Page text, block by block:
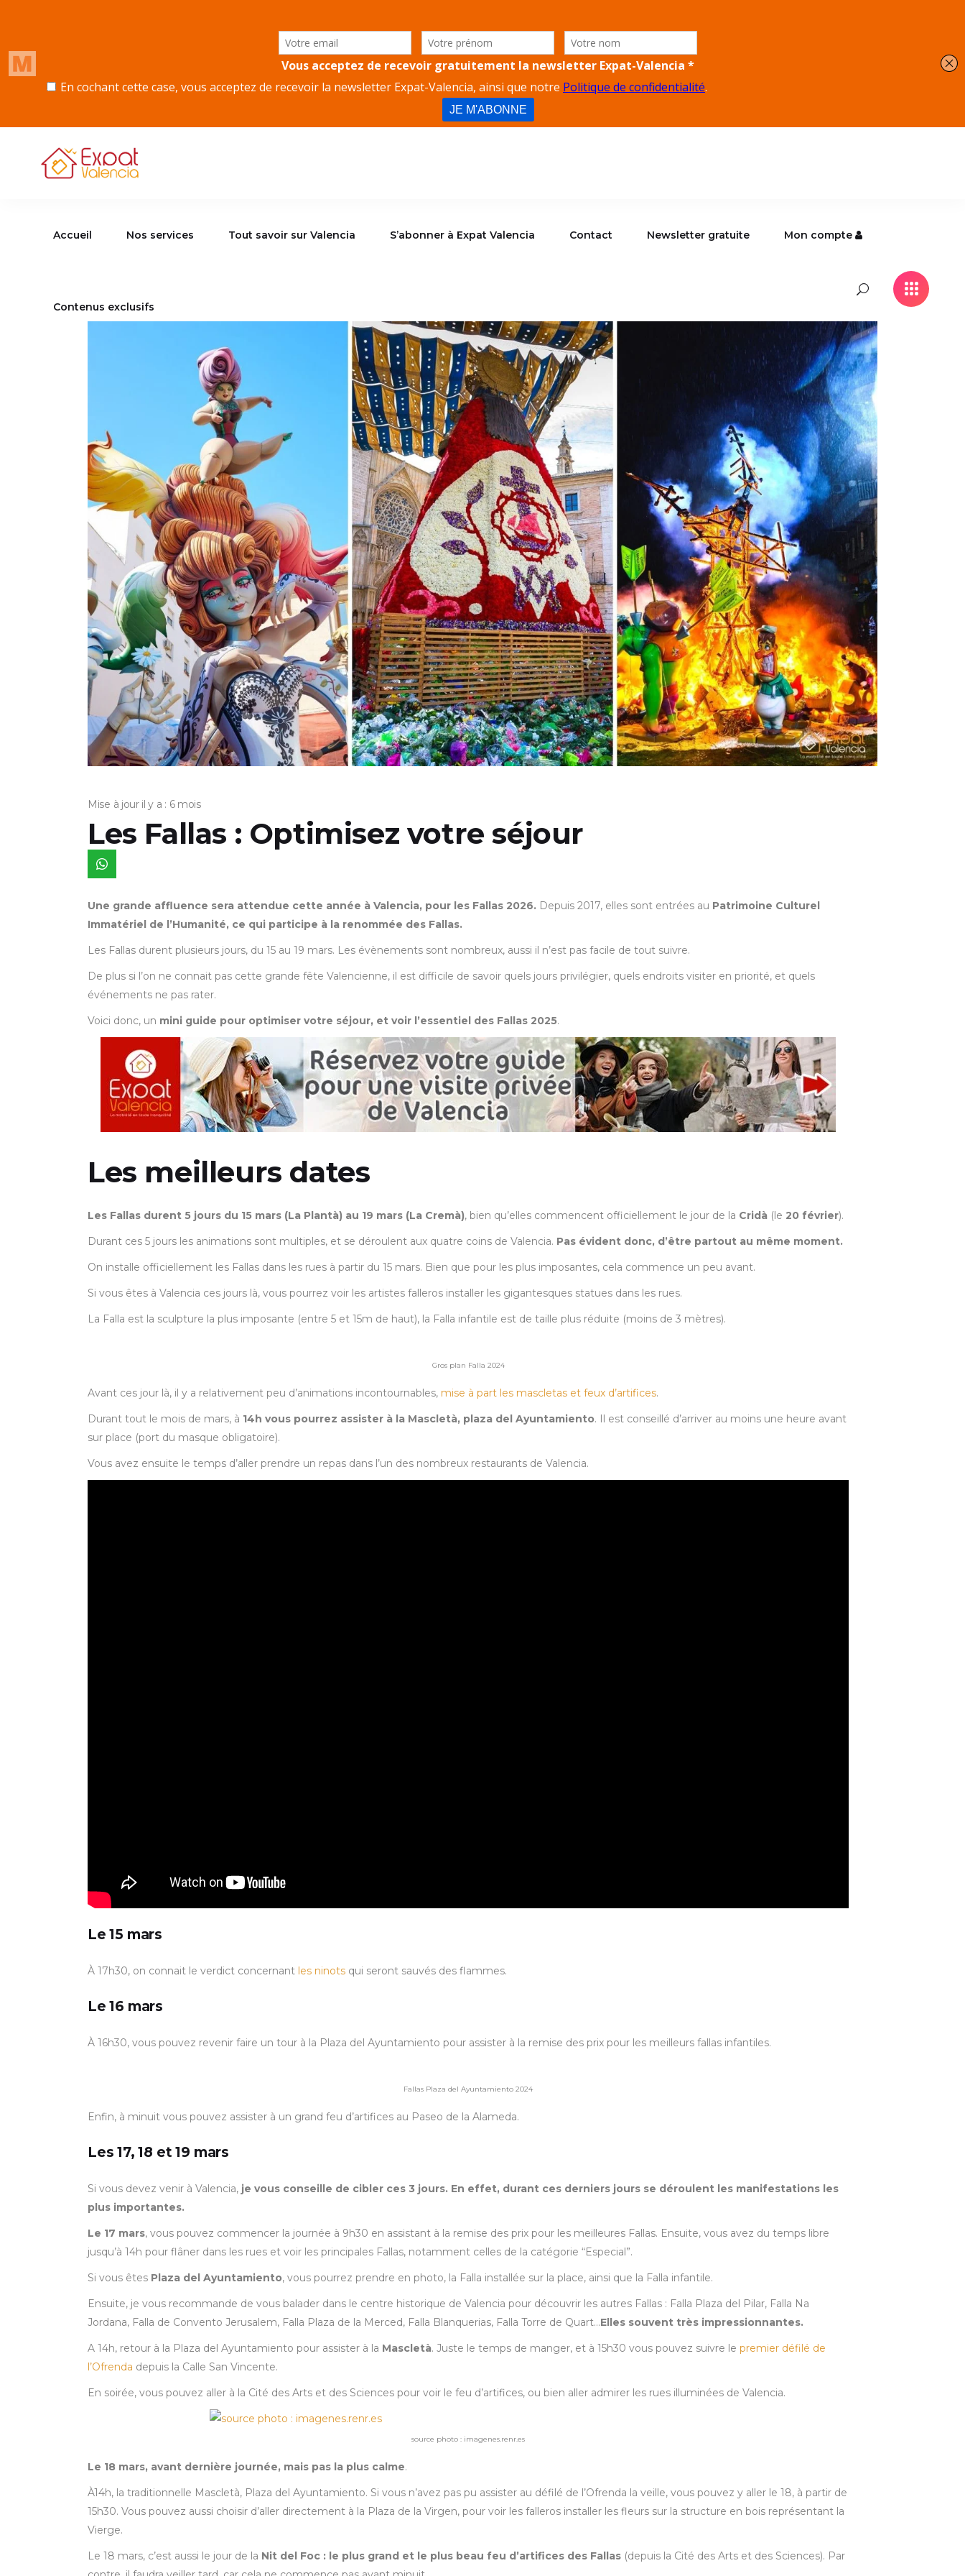
Accueil Nos services Tout savoir sur Valencia S’abonner à Expat Valencia Contact Newsletter gratuite Mon compte
Contenus exclusifs
Mise à jour il y a : 6 mois
Les Fallas : Optimisez votre séjour
Une grande affluence sera attendue cette année à Valencia, pour les Fallas 2026. Depuis 2017, elles sont entrées au Patrimoine Culturel
Immatériel de l’Humanité, ce qui participe à la renommée des Fallas.
Les Fallas durent plusieurs jours, du 15 au 19 mars. Les évènements sont nombreux, aussi il n’est pas facile de tout suivre.
De plus si l’on ne connait pas cette grande fête Valencienne, il est difficile de savoir quels jours privilégier, quels endroits visiter en priorité, et quels
événements ne pas rater.
Voici donc, un mini guide pour optimiser votre séjour, et voir l’essentiel des Fallas 2025.
Les meilleurs dates
Les Fallas durent 5 jours du 15 mars (La Plantà) au 19 mars (La Cremà), bien qu’elles commencent officiellement le jour de la Cridà (le 20 février).
Durant ces 5 jours les animations sont multiples, et se déroulent aux quatre coins de Valencia. Pas évident donc, d’être partout au même moment.
On installe officiellement les Fallas dans les rues à partir du 15 mars. Bien que pour les plus imposantes, cela commence un peu avant.
Si vous êtes à Valencia ces jours là, vous pourrez voir les artistes falleros installer les gigantesques statues dans les rues.
La Falla est la sculpture la plus imposante (entre 5 et 15m de haut), la Falla infantile est de taille plus réduite (moins de 3 mètres).
Gros plan Falla 2024
Avant ces jour là, il y a relativement peu d’animations incontournables, mise à part les mascletas et feux d’artifices.
Durant tout le mois de mars, à 14h vous pourrez assister à la Mascletà, plaza del Ayuntamiento. Il est conseillé d’arriver au moins une heure avant
sur place (port du masque obligatoire).
Vous avez ensuite le temps d’aller prendre un repas dans l’un des nombreux restaurants de Valencia.
Le 15 mars
À 17h30, on connait le verdict concernant les ninots qui seront sauvés des flammes.
Le 16 mars
À 16h30, vous pouvez revenir faire un tour à la Plaza del Ayuntamiento pour assister à la remise des prix pour les meilleurs fallas infantiles.
Fallas Plaza del Ayuntamiento 2024
Enfin, à minuit vous pouvez assister à un grand feu d’artifices au Paseo de la Alameda.
Les 17, 18 et 19 mars
Si vous devez venir à Valencia, je vous conseille de cibler ces 3 jours. En effet, durant ces derniers jours se déroulent les manifestations les
plus importantes.
Le 17 mars, vous pouvez commencer la journée à 9h30 en assistant à la remise des prix pour les meilleures Fallas. Ensuite, vous avez du temps libre
jusqu’à 14h pour flâner dans les rues et voir les principales Fallas, notamment celles de la catégorie “Especial”.
Si vous êtes Plaza del Ayuntamiento, vous pourrez prendre en photo, la Falla installée sur la place, ainsi que la Falla infantile.
Ensuite, je vous recommande de vous balader dans le centre historique de Valencia pour découvrir les autres Fallas : Falla Plaza del Pilar, Falla Na
Jordana, Falla de Convento Jerusalem, Falla Plaza de la Merced, Falla Blanquerias, Falla Torre de Quart…Elles souvent très impressionnantes.
A 14h, retour à la Plaza del Ayuntamiento pour assister à la Mascletà. Juste le temps de manger, et à 15h30 vous pouvez suivre le premier défilé de
l’Ofrenda depuis la Calle San Vincente.
En soirée, vous pouvez aller à la Cité des Arts et des Sciences pour voir le feu d’artifices, ou bien aller admirer les rues illuminées de Valencia.
source photo : imagenes.renr.es
Le 18 mars, avant dernière journée, mais pas la plus calme.
À14h, la traditionnelle Mascletà, Plaza del Ayuntamiento. Si vous n’avez pas pu assister au défilé de l’Ofrenda la veille, vous pouvez y aller le 18, à partir de
15h30. Vous pouvez aussi choisir d’aller directement à la Plaza de la Virgen, pour voir les falleros installer les fleurs sur la structure en bois représentant la
Vierge.
Le 18 mars, c’est aussi le jour de la Nit del Foc : le plus grand et le plus beau feu d’artifices des Fallas (depuis la Cité des Arts et des Sciences). Par